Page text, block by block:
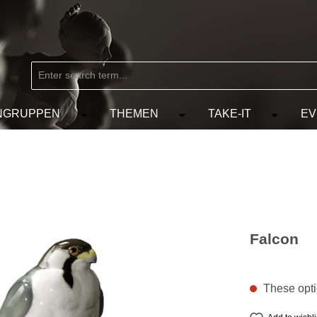
the category MARKEN
the dropdown menu from the category KÜNSTLER
Open or close the dropdown menu from the
THEMEN Open or close the
TAKE-IT Open or
Falcon
These